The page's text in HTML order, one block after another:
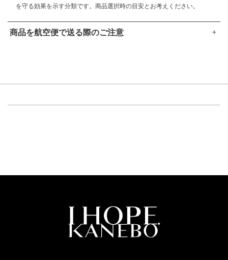
を守る効果を示す分類です。商品選択時の目安とお考えください。
商品を航空便で送る際のご注意
アルコール24％以下
可燃性固体に該当しない​